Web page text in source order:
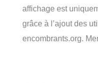
affichage est
grâce à l’ajout des
encombrants.org.